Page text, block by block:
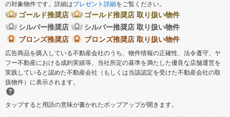
の対象物件です。詳細はプレゼント詳細をご覧ください。
ゴールド推奨店
ゴールド推奨店 取り扱い物件
シルバー推奨店
シルバー推奨店 取り扱い物件
ブロンズ推奨店
ブロンズ推奨店 取り扱い物件
広告商品を購入している不動産会社のうち、物件情報の正確性、法令遵守、ヤ
フー不動産における成約実績等、当社所定の基準を満たした優良な店舗運営を
実践していると認めた不動産会社（もしくは当該認定を受けた不動産会社の取
扱物件）に表示されます。
タップすると用語の意味が書かれたポップアップが開きます。